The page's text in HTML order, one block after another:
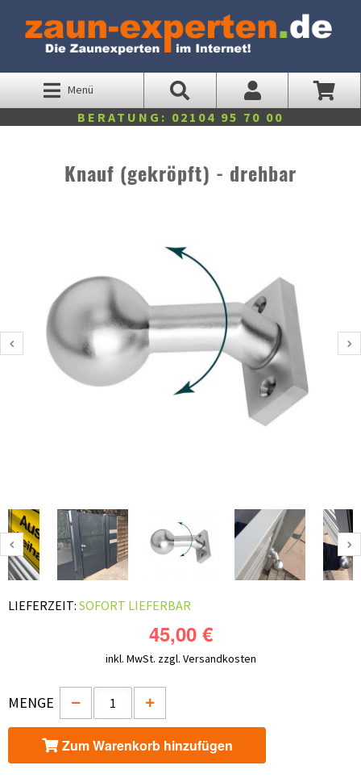
Menü
BERATUNG: 02104 95 70 00
Knauf (gekröpft) - drehbar
LIEFERZEIT: SOFORT LIEFERBAR
45,00 €
inkl. MwSt. zzgl. Versandkosten
MENGE
Zum Warenkorb hinzufügen